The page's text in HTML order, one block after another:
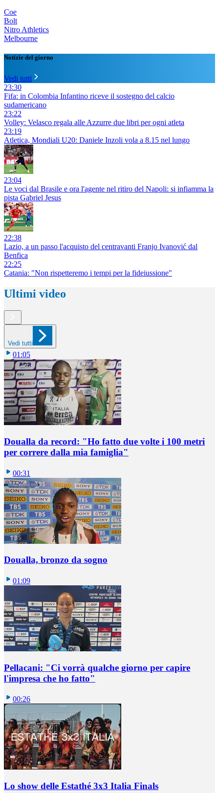
Coe
Bolt
Nitro Athletics
Melbourne
Notizie del giorno
Vedi tutti
23:30
Fifa: in Colombia Infantino riceve il sostegno del calcio
sudamericano
23:22
Volley: Velasco regala alle Azzurre due libri per ogni atleta
23:19
Atletica, Mondiali U20: Daniele Inzoli vola a 8.15 nel lungo
23:04
Le voci dal Brasile e ora l'agente nel ritiro del Napoli: si infiamma la
pista Gabriel Jesus
22:38
Lazio, a un passo l'acquisto del centravanti Franjo Ivanović dal
Benfica
22:25
Catania: "Non rispetteremo i tempi per la fideiussione"
Ultimi video
Vedi tutti
01:05
Doualla da record: "Ho fatto due volte i 100 metri
per correre dalla mia famiglia"
00:31
Doualla, bronzo da sogno
01:09
Pellacani: "Ci vorrà qualche giorno per capire
l'impresa che ho fatto"
00:26
Lo show delle Estathé 3x3 Italia Finals